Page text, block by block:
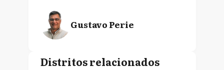
Gustavo Perie
Distritos relacionados